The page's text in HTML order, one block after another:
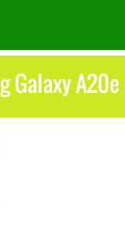
Galaxy A20e